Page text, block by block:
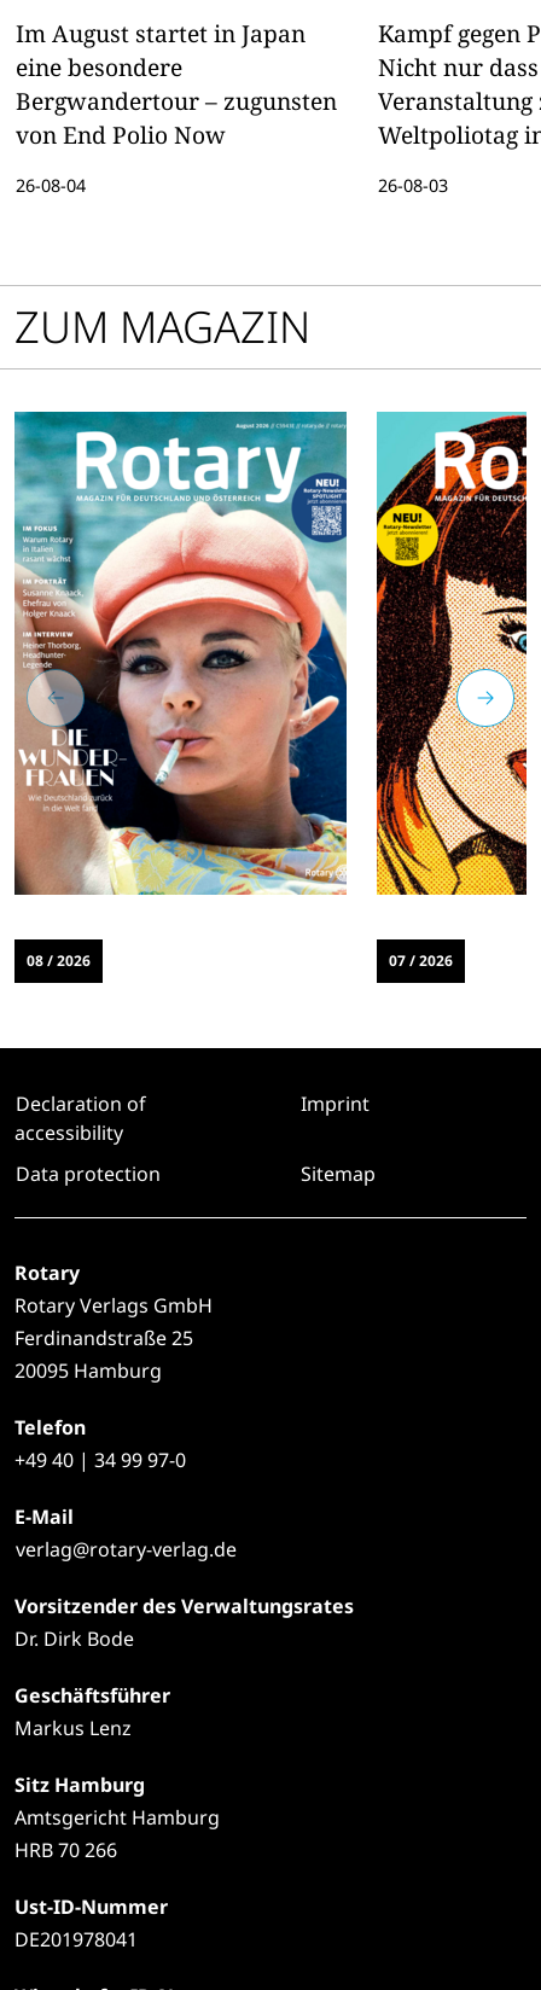
Im August startet in Japan
eine besondere
Bergwandertour – zugunsten
von End Polio Now
26-08-04
Kampf gegen
Nicht nur
Veranstaltung
Weltpoliotag
wird. Auch
26-08-03
ZUM MAGAZIN
08 / 2026 07 / 2026
Declaration of
accessibility
Imprint
Data protection Sitemap
Rotary
Rotary Verlags GmbH
Ferdinandstraße 25
20095 Hamburg
Telefon
+4940 | 34 99 97-0
E-Mail
verlag@rotary-verlag.de
Vorsitzender des Verwaltungsrates
Dr. Dirk Bode
Geschäftsführer
Markus Lenz
Sitz Hamburg
Amtsgericht Hamburg
HRB 70 266
Ust-ID-Nummer
DE201978041